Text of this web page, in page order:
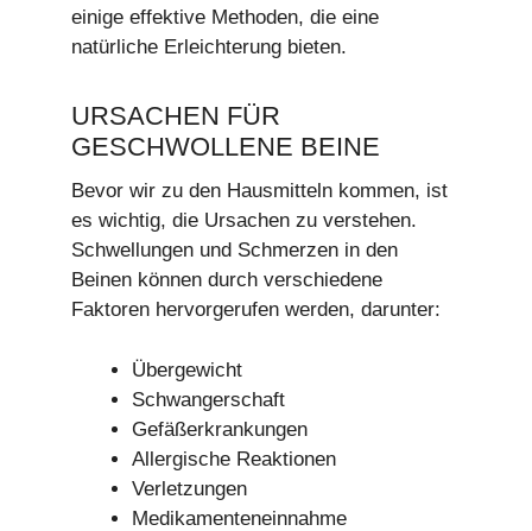
einige effektive Methoden, die eine
natürliche Erleichterung bieten.
URSACHEN FÜR
GESCHWOLLENE BEINE
Bevor wir zu den Hausmitteln kommen, ist
es wichtig, die Ursachen zu verstehen.
Schwellungen und Schmerzen in den
Beinen können durch verschiedene
Faktoren hervorgerufen werden, darunter:
Übergewicht
Schwangerschaft
Gefäßerkrankungen
Allergische Reaktionen
Verletzungen
Medikamenteneinnahme